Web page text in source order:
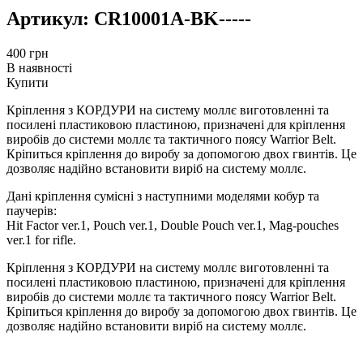
Артикул: CR10001A-BK-----
400 грн
В наявності
Купити
Кріплення з КОРДУРИ на систему моллє виготовленні та
посилені пластиковою пластиною, призначені для кріплення
виробів до системи моллє та тактичного поясу Warrior Belt.
Кріпиться кріплення до виробу за допомогою двох гвинтів. Це
дозволяє надійно встановити виріб на систему моллє.
Дані кріплення сумісні з наступними моделями кобур та
паучерів:
Hit Factor ver.1, Pouch ver.1, Double Pouch ver.1, Mag-pouches
ver.1 for rifle.
Кріплення з КОРДУРИ на систему моллє виготовленні та
посилені пластиковою пластиною, призначені для кріплення
виробів до системи моллє та тактичного поясу Warrior Belt.
Кріпиться кріплення до виробу за допомогою двох гвинтів. Це
дозволяє надійно встановити виріб на систему моллє.